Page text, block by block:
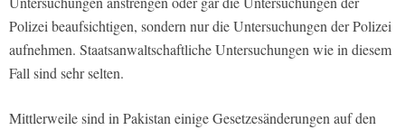
Polizei beaufsichtigen, sondern nur die Untersuchungen der Polizei
aufnehmen. Staatsanwaltschaftliche Untersuchungen wie in diesem
Fall sind sehr selten.
Mittlerweile sind in Pakistan einige Gesetzesänderungen auf den